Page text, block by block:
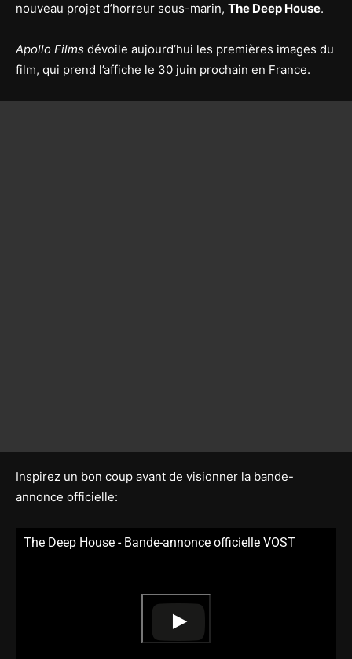
nouveau projet d’horreur sous-marin, The Deep House.
Apollo Films dévoile aujourd’hui les premières images du
film, qui prend l’affiche le 30 juin prochain en France.
Inspirez un bon coup avant de visionner la bande-
annonce officielle:
The Deep House - Bande-annonce officielle VOST